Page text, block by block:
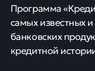
Программа
самых известных
банковских
кредитной